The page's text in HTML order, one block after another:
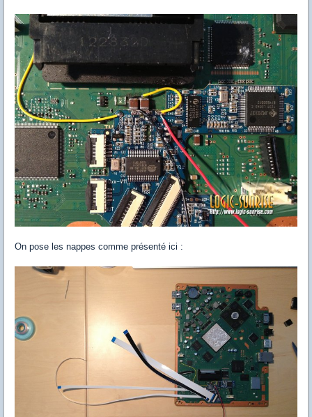
On pose les nappes comme présenté ici :